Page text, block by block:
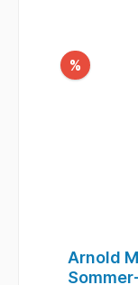
%
Arnold